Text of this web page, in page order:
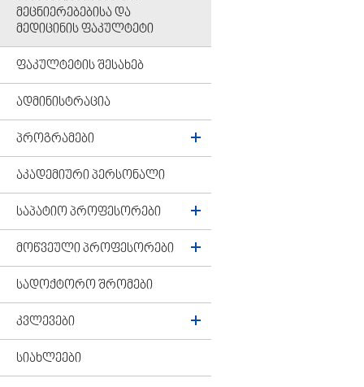
ᲛᲔᲪᲜᲘᲔᲠᲔᲑᲔᲑᲘᲡᲐ ᲓᲐ
ᲛᲔᲓᲘᲪᲘᲜᲘᲡ ᲤᲐᲙᲣᲚᲢᲔᲢᲘ
ᲤᲐᲙᲣᲚᲢᲔᲢᲘᲡ ᲨᲔᲡᲐᲮᲔᲑ
ᲐᲓᲛᲘᲜᲘᲡᲢᲠᲐᲪᲘᲐ
ᲞᲠᲝᲒᲠᲐᲛᲔᲑᲘ
ᲐᲙᲐᲓᲔᲛᲘᲣᲠᲘ ᲞᲔᲠᲡᲝᲜᲐᲚᲘ
ᲡᲐᲞᲐᲢᲘᲝ ᲞᲠᲝᲤᲔᲡᲝᲠᲔᲑᲘ
ᲛᲝᲬᲕᲔᲣᲚᲘ ᲞᲠᲝᲤᲔᲡᲝᲠᲔᲑᲘ
ᲡᲐᲓᲝᲥᲢᲝᲠᲝ ᲨᲠᲝᲛᲔᲑᲘ
ᲙᲕᲚᲔᲕᲔᲑᲘ
ᲡᲘᲐᲮᲚᲔᲔᲑᲘ